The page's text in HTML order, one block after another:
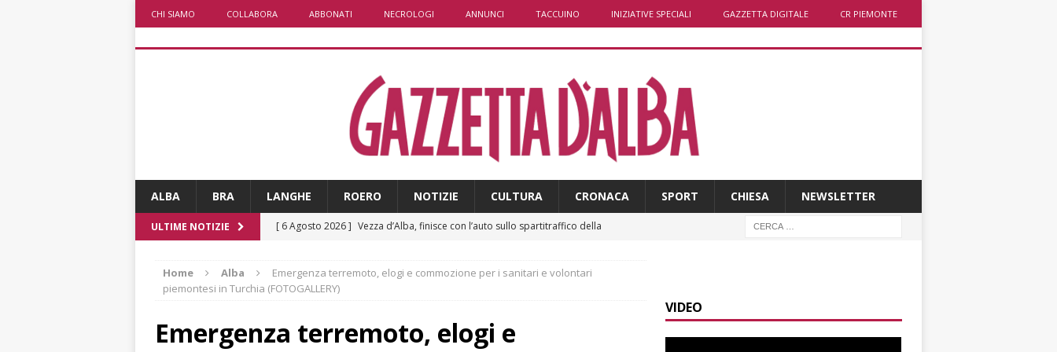
CHI SIAMO COLLABORA ABBONATI NECROLOGI ANNUNCI TACCUINO INIZIATIVE SPECIALI GAZZETTA DIGITALE CR PIEMONTE
ALBA BRA LANGHE ROERO NOTIZIE CULTURA CRONACA SPORT CHIESA NEWSLETTER
ULTIME NOTIZIE [ 6 Agosto 2026 ] Vezza d’Alba, finisce con l’auto sullo spartitraffico della
[ 6 Agosto 2026 ] La bella stagione riporta l’allarme sulle strade: cresce il
[ 6 Agosto 2026 ] Piemonte punta sull’automotive con le Aree di Accelerazione
Home Alba
Emergenza terremoto, elogi e commozione per i sanitari e volontari
piemontesi in Turchia (FOTOGALLERY)
Emergenza terremoto, elogi e
VIDEO